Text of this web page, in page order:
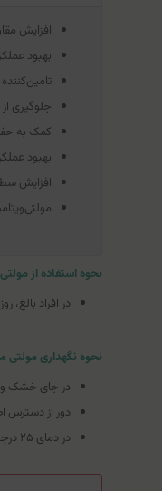
افزایش
بهبود
جلوگیری
کمک به
بهبود
افزایش
نحوه استفاده از
در افراد بالغ، روزانه، 1 عدد همراه با وعده
نحوه نگهداری مولتی
در جای خشک
دور از دسترس
در دمای ۲۵ درجه سانتی‌گراد و دور از تابش مستقیم نور آفتاب نگهداری گردد.